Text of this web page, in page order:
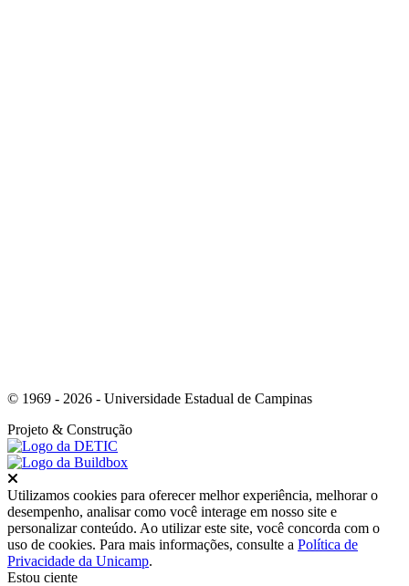
© 1969 - 2026 - Universidade Estadual de Campinas
Projeto & Construção
Utilizamos cookies para oferecer melhor experiência, melhorar o
desempenho, analisar como você interage em nosso site e
personalizar conteúdo. Ao utilizar este site, você concorda com o
uso de cookies. Para mais informações, consulte a Política de
Privacidade da Unicamp.
Estou ciente